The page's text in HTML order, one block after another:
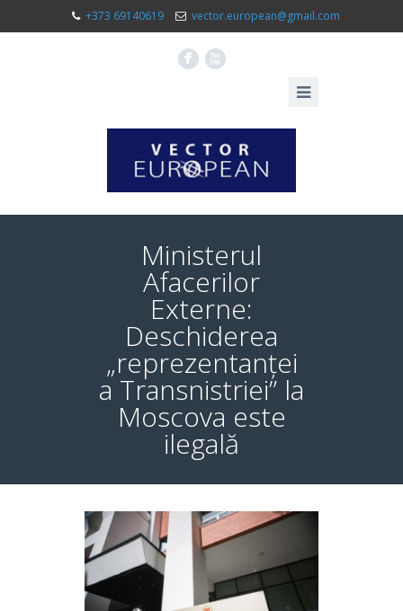
+373 69140619 vector.european@gmail.com
F X
Ministerul
Afacerilor
Externe:
Deschiderea
„reprezentanței
a Transnistriei” la
Moscova este
ilegală